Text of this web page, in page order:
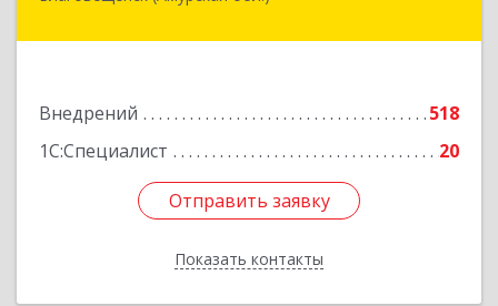
Внедрений
518
1С:Специалист
20
Отправить заявку
Показать контакты
Отправить заявку
Назад